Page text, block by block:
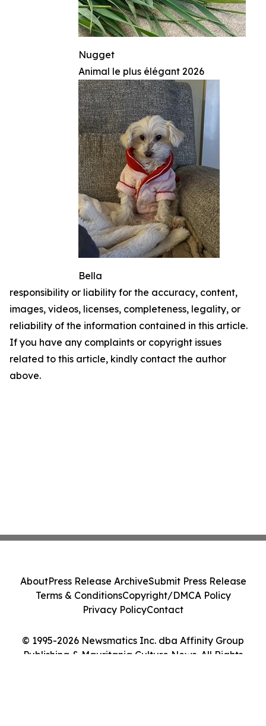
Nugget
Animal le plus élégant 2026
Bella
responsibility or liability for the accuracy, content,
images, videos, licenses, completeness, legality, or
reliability of the information contained in this article.
If you have any complaints or copyright issues
related to this article, kindly contact the author
above.
© 1995-2026 Newsmatics Inc. dba Affinity Group
Publishing & Mauritania Culture News. All Rights
AboutPress Release ArchiveSubmit Press Release
Terms & ConditionsCopyright/DMCA Policy
Privacy PolicyContact